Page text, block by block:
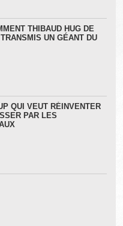
THIBAUD HUG DE
UN GÉANT DU
QUI VEUT RÉINVENTER
PAR LES